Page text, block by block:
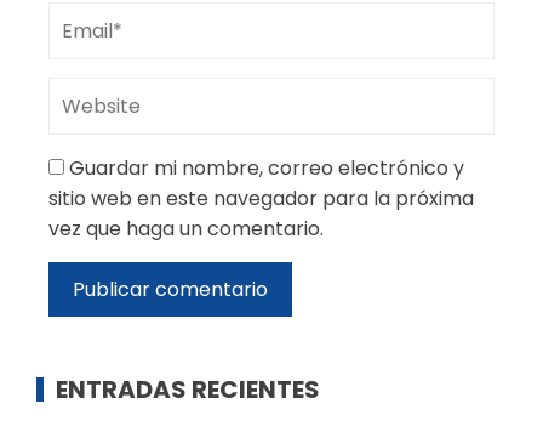
Guardar mi nombre, correo electrónico y
sitio web en este navegador para la próxima
vez que haga un comentario.
ENTRADAS RECIENTES